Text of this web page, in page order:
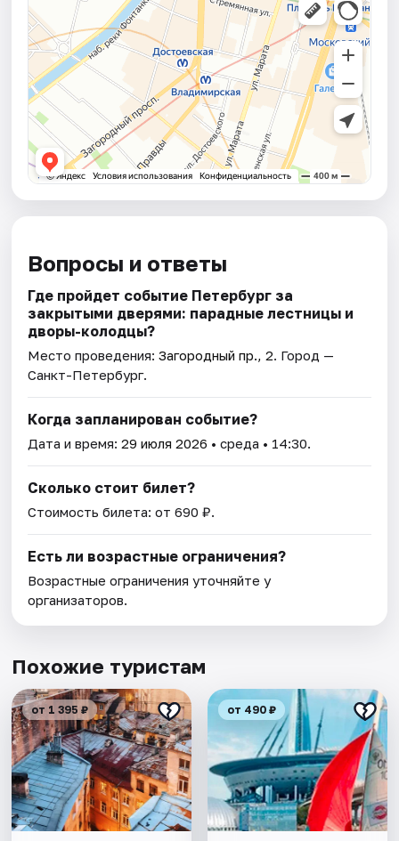
Вопросы и ответы
Где пройдет событие Петербург за
закрытыми дверями: парадные лестницы и
дворы-колодцы?
Место проведения:Загородный пр., 2. Город —
Санкт-Петербург.
Когда запланирован событие?
Дата и время:29 июля 2026 • среда • 14:30.
Сколько стоит билет?
Стоимость билета: от 690 ₽.
Есть ли возрастные ограничения?
Возрастные ограничения уточняйте у
организаторов.
Похожие туристам
от 1 395 ₽ от 490 ₽